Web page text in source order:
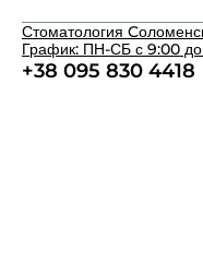
+38 095 830 4418
Стоматология
График: ПН-СБ с 9:00